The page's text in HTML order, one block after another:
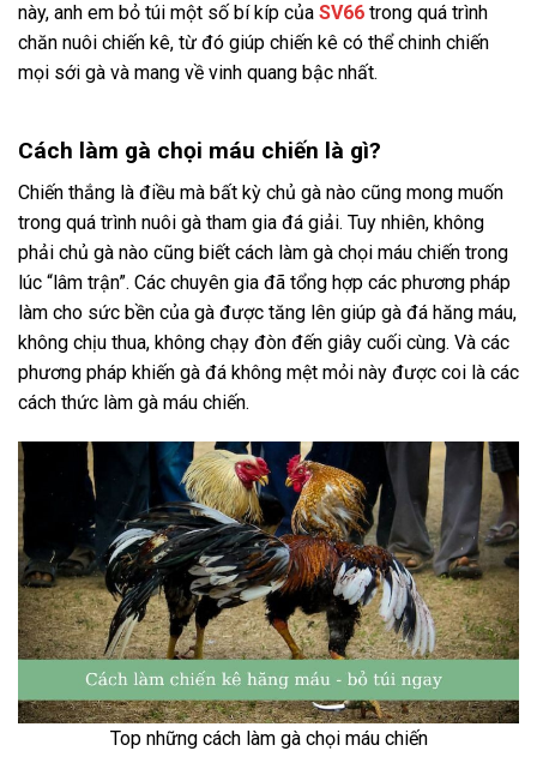
này, anh em bỏ túi một số bí kíp của SV66 trong quá trình
chăn nuôi chiến kê, từ đó giúp chiến kê có thể chinh chiến
mọi sới gà và mang về vinh quang bậc nhất.
Cách làm gà chọi máu chiến là gì?
Chiến thắng là điều mà bất kỳ chủ gà nào cũng mong muốn
trong quá trình nuôi gà tham gia đá giải. Tuy nhiên, không
phải chủ gà nào cũng biết cách làm gà chọi máu chiến trong
lúc “lâm trận”. Các chuyên gia đã tổng hợp các phương pháp
làm cho sức bền của gà được tăng lên giúp gà đá hăng máu,
không chịu thua, không chạy đòn đến giây cuối cùng. Và các
phương pháp khiến gà đá không mệt mỏi này được coi là các
cách thức làm gà máu chiến.
Top những cách làm gà chọi máu chiến